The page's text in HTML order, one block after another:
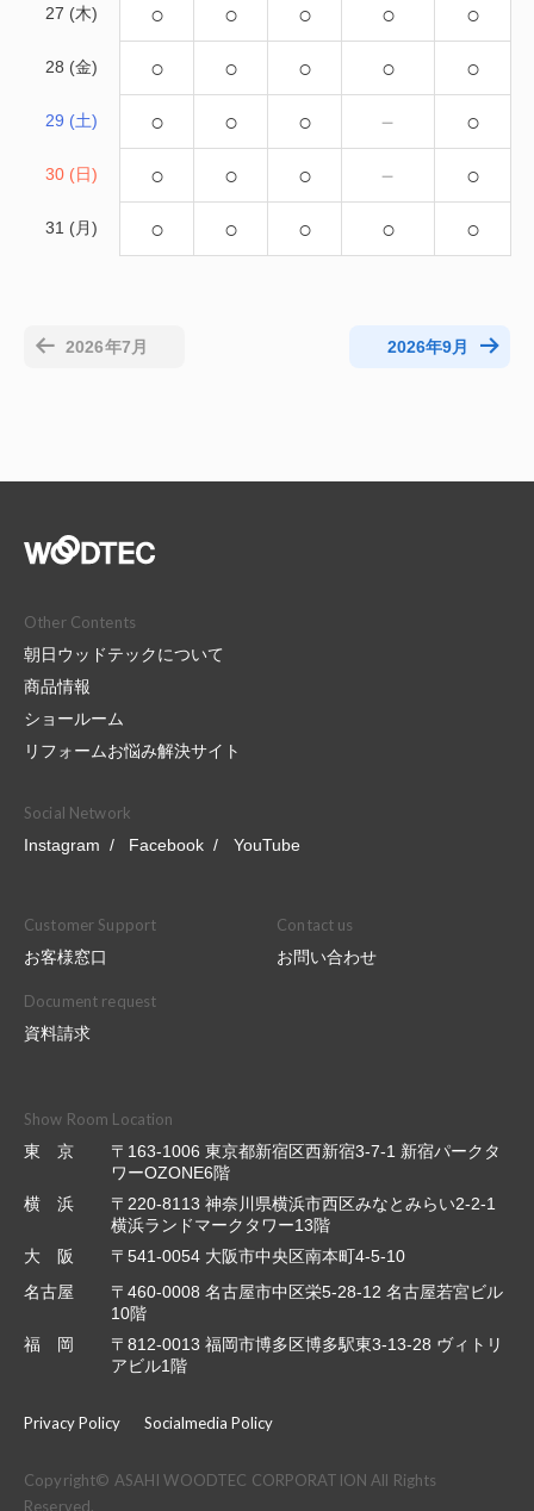
27 (木) ○ ○ ○ ○ ○
28 (金) ○ ○ ○ ○ ○
29 (土) ○ ○ ○ － ○
30 (日) ○ ○ ○ － ○
31 (月) ○ ○ ○ ○ ○
2026年7月 2026年9月
Other Contents
朝日ウッドテックについて
商品情報
ショールーム
リフォームお悩み解決サイト
Social Network
Instagram
Facebook YouTube
Customer Support
お客様窓口
Contact us
お問い合わせ
Document request
資料請求
Show Room Location
東 京
〒163-1006 東京都新宿区西新宿3-7-1 新宿パークタ
ワーOZONE6階
横 浜
〒220-8113 神奈川県横浜市西区みなとみらい2-2-1
横浜ランドマークタワー13階
大 阪
〒541-0054 大阪市中央区南本町4-5-10
名古屋
〒460-0008 名古屋市中区栄5-28-12 名古屋若宮ビル
10階
福 岡
〒812-0013 福岡市博多区博多駅東3-13-28 ヴィトリ
アビル1階
Privacy Policy Socialmedia Policy
Copyright© ASAHI WOODTEC CORPORATION All Rights
Reserved.